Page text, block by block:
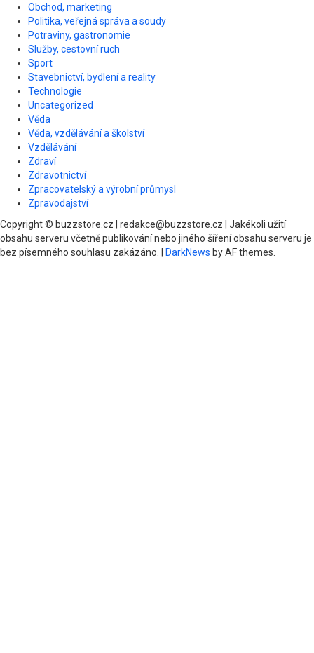
Obchod, marketing
Politika, veřejná správa a soudy
Potraviny, gastronomie
Služby, cestovní ruch
Sport
Stavebnictví, bydlení a reality
Technologie
Uncategorized
Věda
Věda, vzdělávání a školství
Vzdělávání
Zdraví
Zdravotnictví
Zpracovatelský a výrobní průmysl
Zpravodajství
Copyright © buzzstore.cz | redakce@buzzstore.cz | Jakékoli užití
obsahu serveru včetně publikování nebo jiného šíření obsahu serveru je
bez písemného souhlasu zakázáno.
DarkNews by AF themes.